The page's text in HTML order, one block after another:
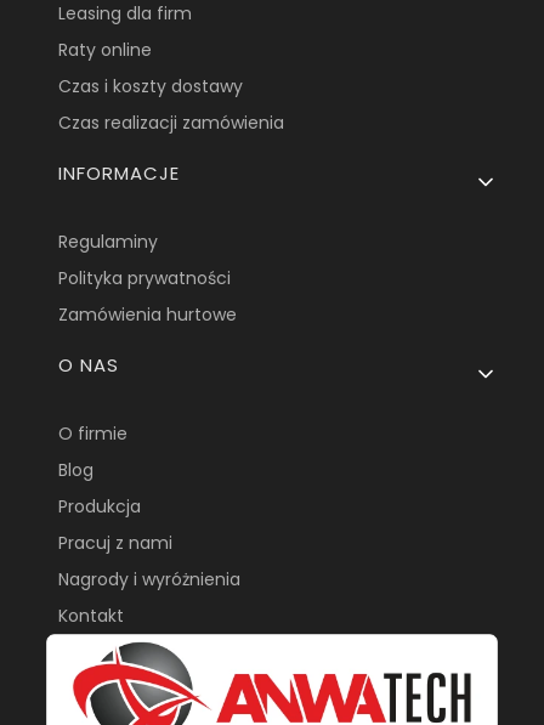
Leasing dla firm
Raty online
Czas i koszty dostawy
Czas realizacji zamówienia
INFORMACJE
Regulaminy
Polityka prywatności
Zamówienia hurtowe
O NAS
O firmie
Blog
Produkcja
Pracuj z nami
Nagrody i wyróżnienia
Kontakt